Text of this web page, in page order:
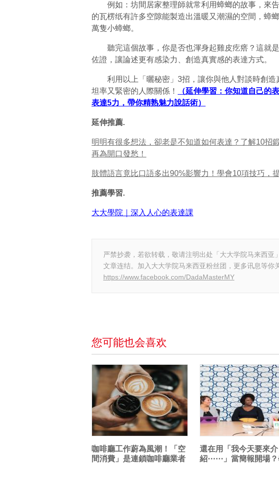
例如：坊間居家整理師就常利用蟑螂的故事，來告
的瓦楞纸有許多空隙能製造出溫暖又潮濕的空間，蟑
萬隻小蟑螂。
聽完這個故事，你是否也渾身起雞皮疙瘩？這就是
佐證，讓論述更有感染力、創造真實感的表達方式。
利用以上「曬秘密」3招，讓你與他人對談時創造
坦率又緊密的人際關係！
（延伸學習：你知道自己的
表達5力，帶你精熟魅力說話術）
延伸推薦.
明明有很多想法，卻老是不知道如何表達？了解10招
再為開口發愁！
肢體語言竟比口語多出90%影響力！學會10項技巧，
推薦學習.
大大學院｜深入人心的表達課
严禁抄袭，若欲转载，敬请注明出处「大大学院马来西亚
文章连结。加入大大学院马来西亚粉丝团，更多讯息等你
https://www.facebook.com/DadaMasterMY
您可能也会喜欢
咖啡廳工作蔚為風潮！「空
間消費」是連鎖咖啡廳業者
還在用「我今天要來介
紹⋯⋯」當簡報開場？